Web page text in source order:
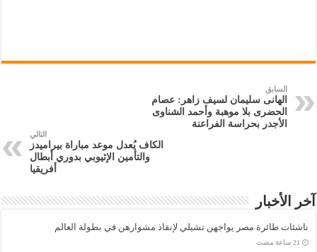
السابق
الهانى سليمان لسيف زاهر: عصام
الحضرى بلا موهبة وأحمد الشناوى
الأجدر بحراسة الفراعنة
التالي
الكاف يُعدل موعد مباراة بيراميدز
والتأمين الإثيوبي بدوري أبطال
أفريقيا
آخر الأخبار
ناشئات طائرة مصر يواجهن تشيلي لإنقاذ مشوارهن في بطولة العالم